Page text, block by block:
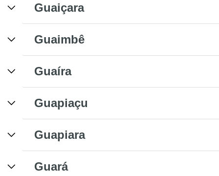
Guaiçara
Guaimbê
Guaíra
Guapiaçu
Guapiara
Guará